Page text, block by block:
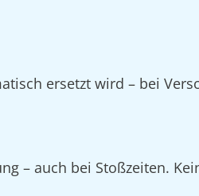
ersetzt wird – bei
– auch bei Stoßzeiten.